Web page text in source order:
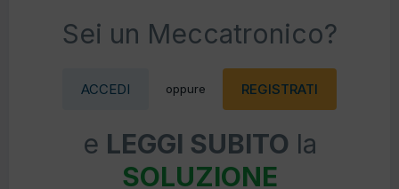
Sei un Meccatronico?
ACCEDI oppure REGISTRATI
e LEGGI SUBITO la
SOLUZIONE